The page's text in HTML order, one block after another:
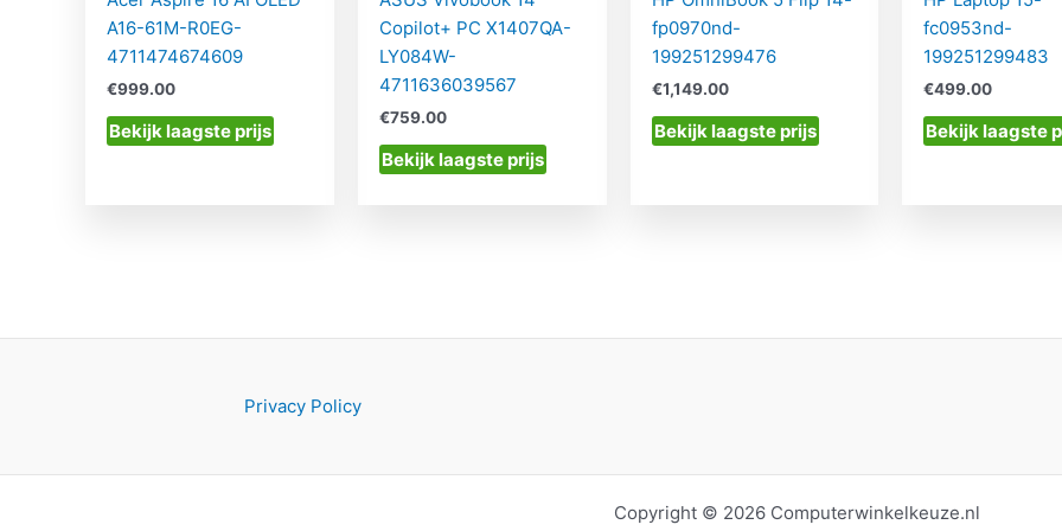
A16-61M-R0EG-
4711474674609
€999.00
Bekijk laagste prijs
Copilot+ PC X1407QA-
LY084W-
4711636039567
€759.00
Bekijk laagste prijs
fp0970nd-
199251299476
€1,149.00
Bekijk laagste prijs
fc0953nd-
199251299483
€499.00
Bekijk laagste
Privacy Policy
Copyright © 2026 Computerwinkelkeuze.nl